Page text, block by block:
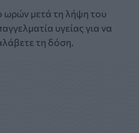
ωρών μετά τη λήψη του
υγείας για να
τη δόση.